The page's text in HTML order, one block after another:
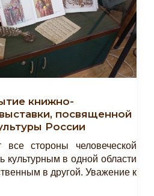
книжно-
посвященной
России
все стороны человеческой
культурным в одной области
в другой. Уважение к